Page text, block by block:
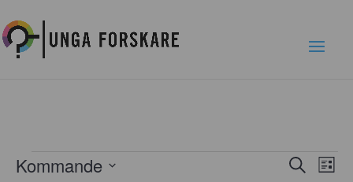
Evenemang Sök Lista
Kommande